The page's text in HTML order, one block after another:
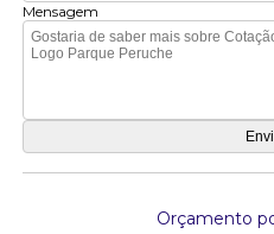
Mensagem
Orçamento